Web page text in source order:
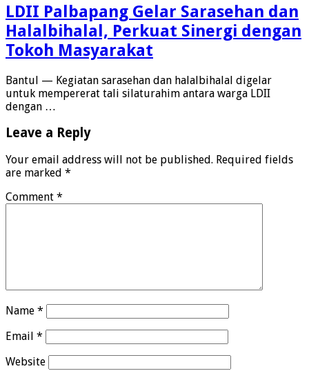
LDII Palbapang Gelar Sarasehan dan
Halalbihalal, Perkuat Sinergi dengan
Tokoh Masyarakat
Bantul — Kegiatan sarasehan dan halalbihalal digelar
untuk mempererat tali silaturahim antara warga LDII
dengan …
Leave a Reply
Your email address will not be published. Required fields
are marked *
Comment *
Name *
Email *
Website